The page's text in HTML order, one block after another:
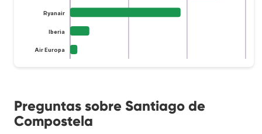
Ryanair
Iberia
Air Europa
Preguntas sobre Santiago de
Compostela